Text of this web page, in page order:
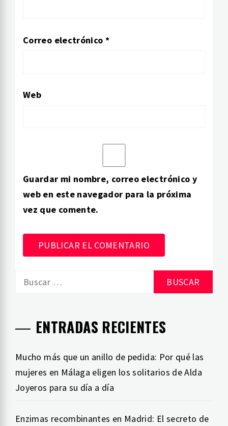
Correo electrónico *
Web
Guardar mi nombre, correo electrónico y
web en este navegador para la próxima
vez que comente.
Buscar:
ENTRADAS RECIENTES
Mucho más que un anillo de pedida: Por qué las
mujeres en Málaga eligen los solitarios de Alda
Joyeros para su día a día
Enzimas recombinantes en Madrid: El secreto de